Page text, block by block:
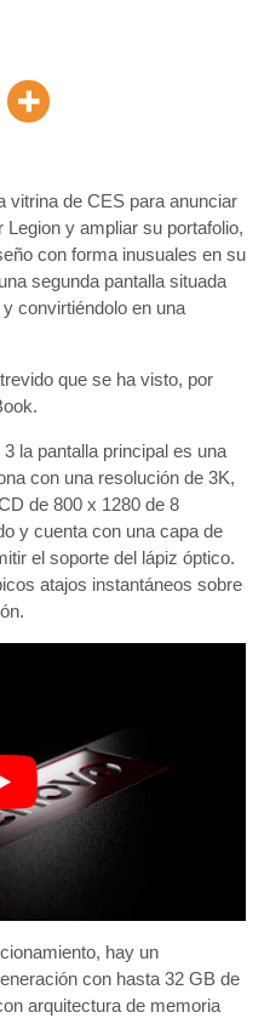
vitrina de CES para anunciar
y ampliar su portafolio,
con forma inusuales en su
segunda pantalla situada
convirtiéndolo en una
que se ha visto, por
la pantalla principal es una
con una resolución de 3K,
de 800 x 1280 de 8
y cuenta con una capa de
el soporte del lápiz óptico.
atajos instantáneos sobre
hay un
con hasta 32 GB de
arquitectura de memoria